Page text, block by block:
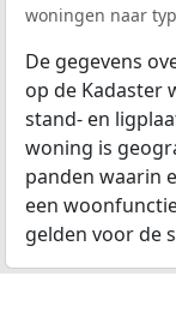
woningen naar
De gegevens
op de Kadaster
stand- en
woning is
panden waarin
een
gelden voor de